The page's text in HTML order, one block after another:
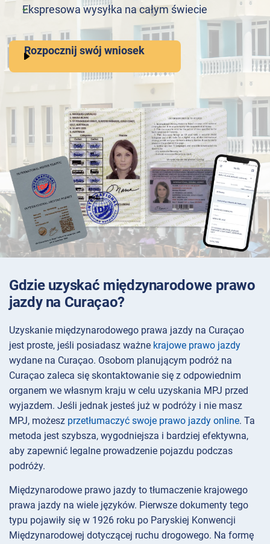
Ekspresowa wysyłka na całym świecie
Rozpocznij swój wniosek
Gdzie uzyskać międzynarodowe prawo
jazdy na Curaçao?
Uzyskanie międzynarodowego prawa jazdy na Curaçao
jest proste, jeśli posiadasz ważne krajowe prawo jazdy
wydane na Curaçao. Osobom planującym podróż na
Curaçao zaleca się skontaktowanie się z odpowiednim
organem we własnym kraju w celu uzyskania MPJ przed
wyjazdem. Jeśli jednak jesteś już w podróży i nie masz
MPJ, możesz przetłumaczyć swoje prawo jazdy online. Ta
metoda jest szybsza, wygodniejsza i bardziej efektywna,
aby zapewnić legalne prowadzenie pojazdu podczas
podróży.
Międzynarodowe prawo jazdy to tłumaczenie krajowego
prawa jazdy na wiele języków. Pierwsze dokumenty tego
typu pojawiły się w 1926 roku po Paryskiej Konwencji
Międzynarodowej dotyczącej ruchu drogowego. Na formę